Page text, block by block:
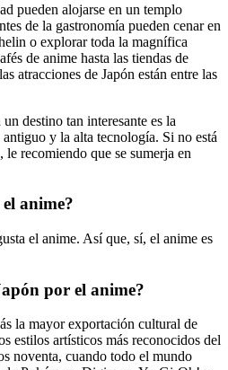
pueden alojarse en un templo
de la gastronomía pueden cenar en
o explorar toda la magnífica
de anime hasta las tiendas de
atracciones de Japón están entre las
destino tan interesante es la
y la alta tecnología. Si no está
le recomiendo que se sumerja en
anime?
el anime. Así que, sí, el anime es
por el anime?
la mayor exportación cultural de
estilos artísticos más reconocidos del
noventa, cuando todo el mundo